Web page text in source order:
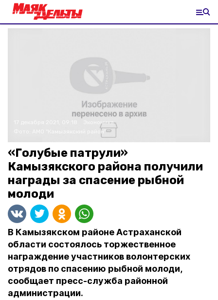
Экономика
АМО "Камызякский район"
«Голубые патрули»
Камызякского района получили
награды за спасение рыбной
молоди
В Камызякском районе Астраханской
области состоялось торжественное
награждение участников волонтерских
отрядов по спасению рыбной молоди,
сообщает пресс-служба районной
администрации.